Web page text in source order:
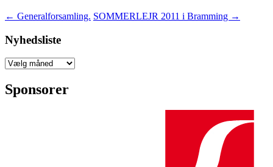
← Generalforsamling. SOMMERLEJR 2011 i Bramming →
Nyhedsliste
Nyhedsliste
Sponsorer